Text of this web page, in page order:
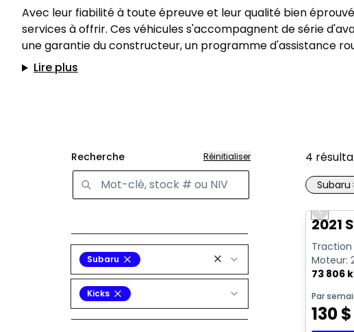
Avec leur fiabilité à toute épreuve et leur qualité bien
services à offrir. Ces véhicules s'accompagnent de série
une garantie du constructeur, un programme d'assistance
Lire plus
Recherche Réinitialiser
Subaru
Kicks
4
Subaru
Vidéo
2021
Traction
Moteur:
73 806
Par
130$